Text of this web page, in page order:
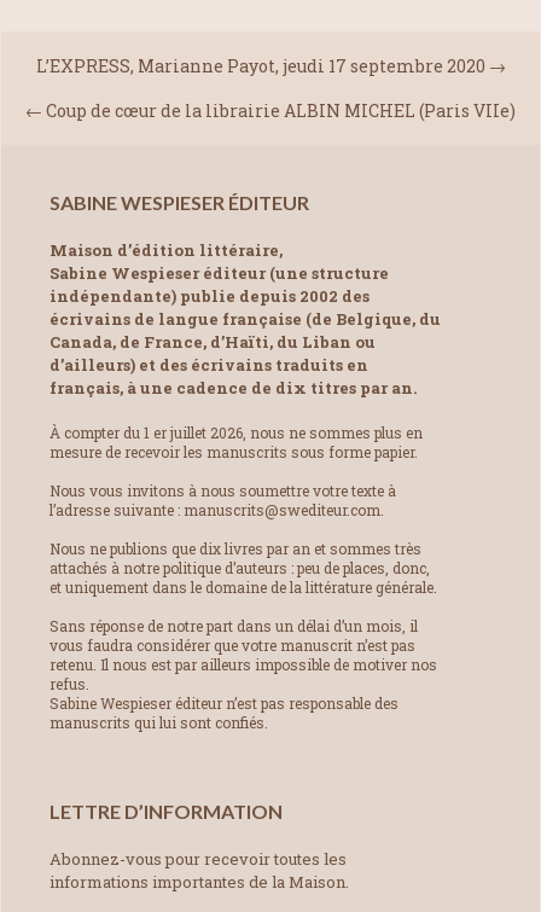
L’EXPRESS, Marianne Payot, jeudi 17 septembre 2020 →
← Coup de cœur de la librairie ALBIN MICHEL (Paris VIIe)
SABINE WESPIESER ÉDITEUR
Maison d’édition littéraire,
Sabine Wespieser éditeur (une structure
indépendante) publie depuis 2002 des
écrivains de langue française (de Belgique, du
Canada, de France, d’Haïti, du Liban ou
d’ailleurs) et des écrivains traduits en
français, à une cadence de dix titres par an.
À compter du 1 er juillet 2026, nous ne sommes plus en
mesure de recevoir les manuscrits sous forme papier.
Nous vous invitons à nous soumettre votre texte à
l’adresse suivante : manuscrits@swediteur.com.
Nous ne publions que dix livres par an et sommes très
attachés à notre politique d’auteurs : peu de places, donc,
et uniquement dans le domaine de la littérature générale.
Sans réponse de notre part dans un délai d’un mois, il
vous faudra considérer que votre manuscrit n’est pas
retenu. Il nous est par ailleurs impossible de motiver nos
refus.
Sabine Wespieser éditeur n’est pas responsable des
manuscrits qui lui sont confiés.
LETTRE D’INFORMATION
Abonnez-vous pour recevoir toutes les
informations importantes de la Maison.